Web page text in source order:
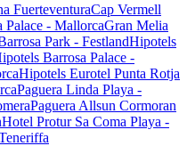
FuerteventuraCap Vermell
- MallorcaGran Melia
Park - FestlandHipotels
Barrosa Palace -
Hipotels Eurotel Punta Rotja
Paguera Linda Playa -
Paguera Allsun Cormoran
Hotel Protur Sa Coma Playa -